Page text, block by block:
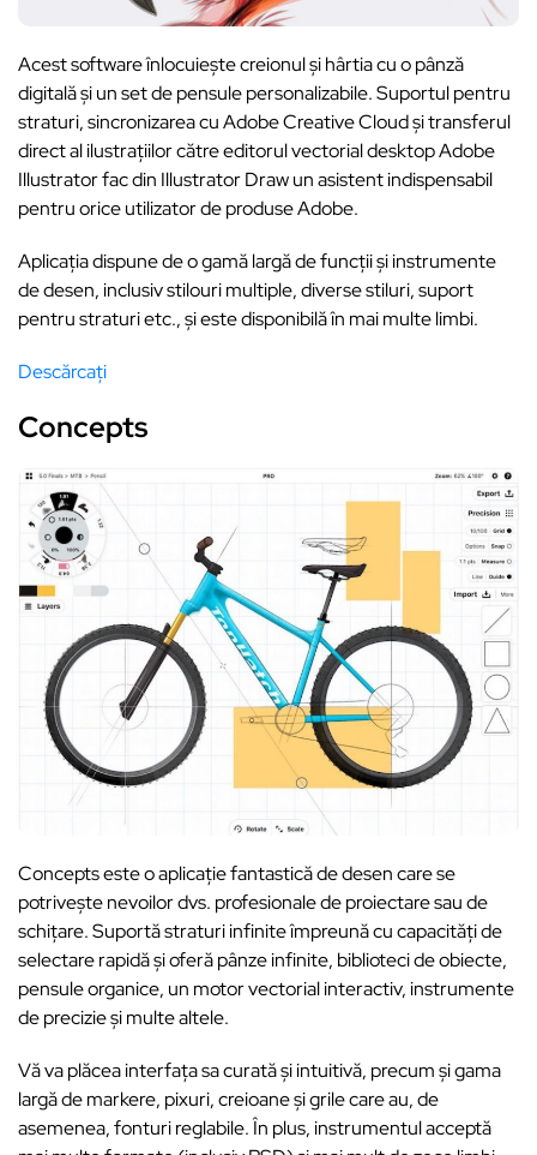
Acest software înlocuiește creionul și hârtia cu o pânză
digitală și un set de pensule personalizabile. Suportul pentru
straturi, sincronizarea cu Adobe Creative Cloud și transferul
direct al ilustrațiilor către editorul vectorial desktop Adobe
Illustrator fac din Illustrator Draw un asistent indispensabil
pentru orice utilizator de produse Adobe.
Aplicația dispune de o gamă largă de funcții și instrumente
de desen, inclusiv stilouri multiple, diverse stiluri, suport
pentru straturi etc., și este disponibilă în mai multe limbi.
Descărcați
Concepts
Concepts este o aplicație fantastică de desen care se
potrivește nevoilor dvs. profesionale de proiectare sau de
schițare. Suportă straturi infinite împreună cu capacități de
selectare rapidă și oferă pânze infinite, biblioteci de obiecte,
pensule organice, un motor vectorial interactiv, instrumente
de precizie și multe altele.
Vă va plăcea interfața sa curată și intuitivă, precum și gama
largă de markere, pixuri, creioane și grile care au, de
asemenea, fonturi reglabile. În plus, instrumentul acceptă